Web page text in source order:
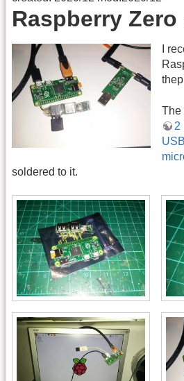
Raspberry Zero
I
The
2
soldered to it.